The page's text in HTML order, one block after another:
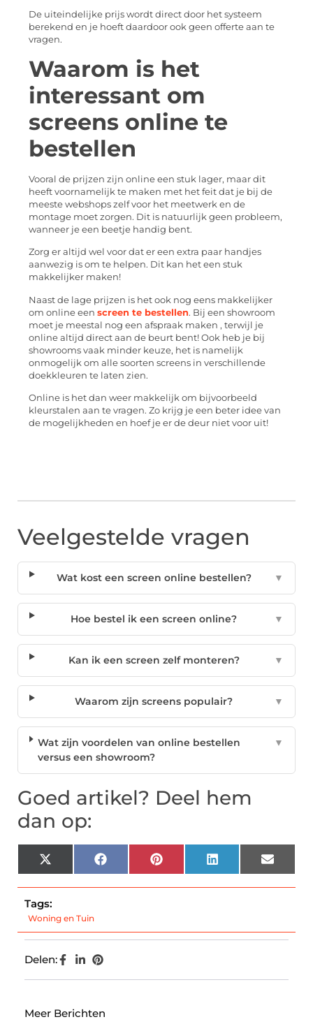
De uiteindelijke prijs wordt direct door het systeem
berekend en je hoeft daardoor ook geen offerte aan te
vragen.
Waarom is het
interessant om
screens online te
bestellen
Vooral de prijzen zijn online een stuk lager, maar dit
heeft voornamelijk te maken met het feit dat je bij de
meeste webshops zelf voor het meetwerk en de
montage moet zorgen. Dit is natuurlijk geen probleem,
wanneer je een beetje handig bent.
Zorg er altijd wel voor dat er een extra paar handjes
aanwezig is om te helpen. Dit kan het een stuk
makkelijker maken!
Naast de lage prijzen is het ook nog eens makkelijker
om online een screen te bestellen. Bij een showroom
moet je meestal nog een afspraak maken , terwijl je
online altijd direct aan de beurt bent! Ook heb je bij
showrooms vaak minder keuze, het is namelijk
onmogelijk om alle soorten screens in verschillende
doekkleuren te laten zien.
Online is het dan weer makkelijk om bijvoorbeeld
kleurstalen aan te vragen. Zo krijg je een beter idee van
de mogelijkheden en hoef je er de deur niet voor uit!
Veelgestelde vragen
Wat kost een screen online bestellen? ▼
Hoe bestel ik een screen online? ▼
Kan ik een screen zelf monteren? ▼
Waarom zijn screens populair? ▼
Wat zijn voordelen van online bestellen
versus een showroom?
▼
Goed artikel? Deel hem
dan op:
X
(Twitter)
Facebook Pinterest LinkedIn Email
Tags:
Woning en Tuin
Delen:
Meer Berichten